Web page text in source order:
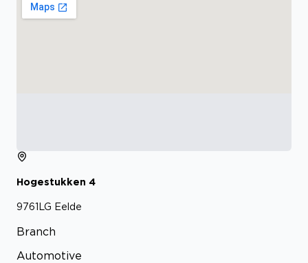
Hogestukken 4
9761LG Eelde
Branch
Automotive